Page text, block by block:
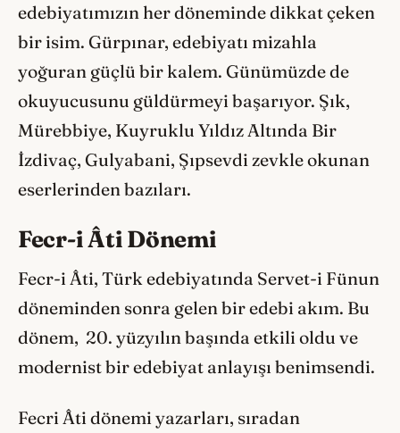
edebiyatımızın her döneminde dikkat çeken
bir isim. Gürpınar, edebiyatı mizahla
yoğuran güçlü bir kalem. Günümüzde de
okuyucusunu güldürmeyi başarıyor. Şık,
Mürebbiye, Kuyruklu Yıldız Altında Bir
İzdivaç, Gulyabani, Şıpsevdi zevkle okunan
eserlerinden bazıları.
Fecr-i Âti Dönemi
Fecr-i Âti, Türk edebiyatında Servet-i Fünun
döneminden sonra gelen bir edebi akım. Bu
dönem, 20. yüzyılın başında etkili oldu ve
modernist bir edebiyat anlayışı benimsendi.
Fecri Âti dönemi yazarları, sıradan